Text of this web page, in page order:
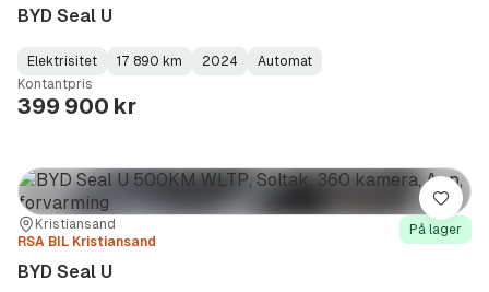
BYD Seal U
Fuel
Type:
Elektrisitet
Kilometerstand:
17 890 km
Model
Year:
2024
Gearbox
Type:
Automat
Kontantpris
399 900 kr
Sted:Kristiansand
Forhandler:
RSA BIL Kristiansand
På lager
BYD Seal U
Lagre